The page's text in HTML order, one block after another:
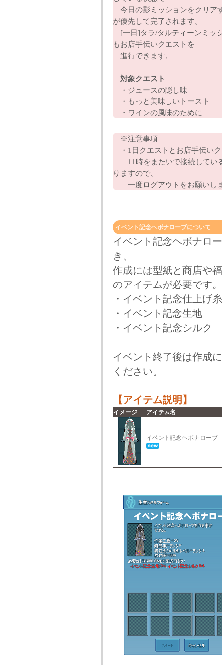
今日の影ミッションをクリア
が優先して完了されます。
[一日]タラ/タルティーンミッ
もお店手伝いクエストを
進行できます。
対象クエスト
・ジュースの隠し味
・もっと美味しいトースト
・ワインの風味のために
※注意事項
・1日クエストとお店手伝い
11時をまたいで接続してい
りますので、
一度ログアウトをお願いし
イベント記念ヘボナローブについて
イベント記念ヘボナロ
き、
作成には型紙と商店や
のアイテムが必要です。
・イベント記念仕上げ糸
・イベント記念生地
・イベント記念シルク
イベント終了後は作成
ください。
【アイテム説明】
イメージ アイテム名
イベント記念ヘボナローブ